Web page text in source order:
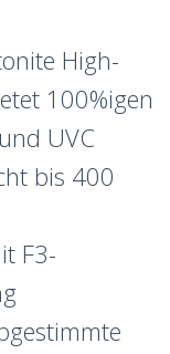
High-
100%igen
UVC
bis 400
F3-